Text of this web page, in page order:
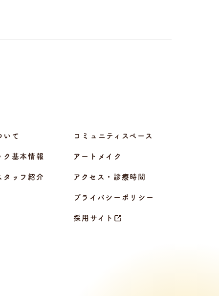
いて
ク基本情報
タッフ紹介
コミュニティスペース
アートメイク
アクセス・診療時間
プライバシーポリシー
採用サイト